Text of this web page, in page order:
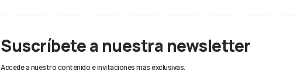
Suscríbete a nuestra newsletter
Accede a nuestro contenido e invitaciones más exclusivas.